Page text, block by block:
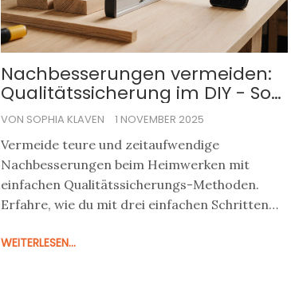
Nachbesserungen vermeiden:
Qualitätssicherung im DIY - So
sparst du Zeit und Geld
VON SOPHIA KLAVEN 1 NOVEMBER 2025
Vermeide teure und zeitaufwendige
Nachbesserungen beim Heimwerken mit
einfachen Qualitätssicherungs-Methoden.
Erfahre, wie du mit drei einfachen Schritten
professionell machst.
WEITERLESEN...